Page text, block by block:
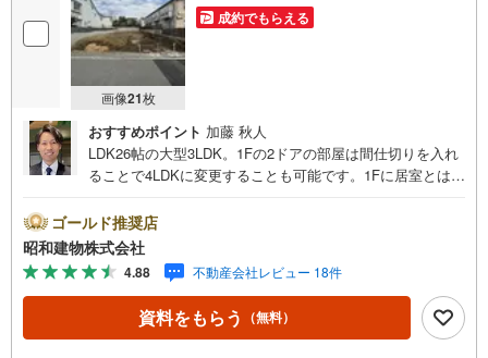
画像21枚
成約でもらえる
おすすめポイント 加藤 秋人
LDK26帖の大型3LDK。1Fの2ドアの部屋は間仕切りを入れ
ることで4LDKに変更することも可能です。1Fに居室とは別
バルコニー。旗竿地ならではのプライバシーの守られた暮
らし。 ・・・地域密着昭和建物です・・・ 西荻窪に創業
44年、地域密着の不動産会社です。 不動産購入、買換え
には、不安がつきもの。 物件の選定や住宅ローンはもちろ
ん地域密着だからこその情報をお伝え、ご提案いたしま
ゴールド推奨店
昭和建物株式会社
4.88 不動産会社レビュー 18件
資料をもらう （無料）